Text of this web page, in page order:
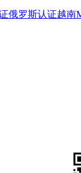
俄罗斯认证越南